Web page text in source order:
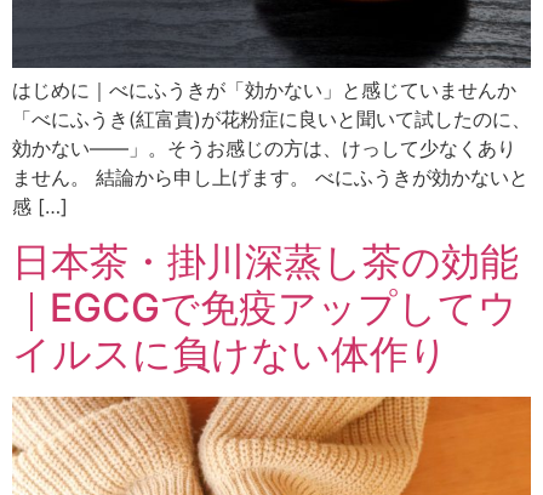
はじめに｜べにふうきが「効かない」と感じていませんか
「べにふうき(紅富貴)が花粉症に良いと聞いて試したのに、
効かない——」。そうお感じの方は、けっして少なくあり
ません。 結論から申し上げます。 べにふうきが効かないと
感 […]
日本茶・掛川深蒸し茶の効能
｜EGCGで免疫アップしてウ
イルスに負けない体作り